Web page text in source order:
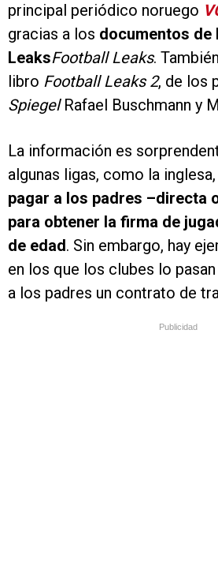
principal periódico noruego
gracias a los documentos de
LeaksFootball Leaks.
libro Football Leaks 2, de los
Spiegel Rafael Buschmann y
La información es
algunas ligas, como la inglesa,
pagar a los padres –directa
para obtener la firma de
de edad. Sin embargo, hay
en los que los clubes lo
a los padres un contrato de
Publicidad